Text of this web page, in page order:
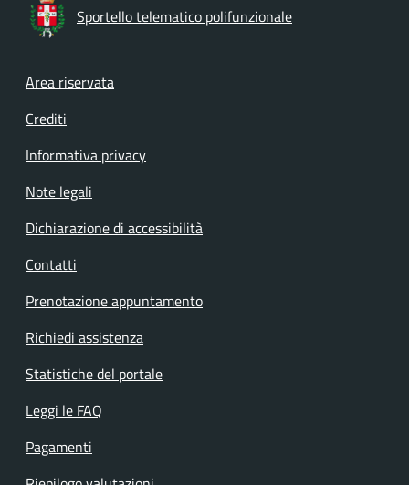
Sportello telematico polifunzionale
Footer menu
Area riservata
Crediti
Informativa privacy
Note legali
Dichiarazione di accessibilità
Contatti
Prenotazione appuntamento
Richiedi assistenza
Statistiche del portale
Leggi le FAQ
Pagamenti